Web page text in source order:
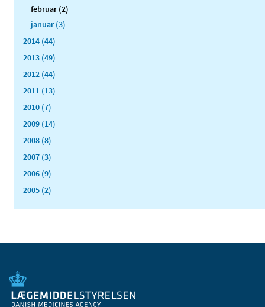
februar (2)
januar (3)
2014 (44)
2013 (49)
2012 (44)
2011 (13)
2010 (7)
2009 (14)
2008 (8)
2007 (3)
2006 (9)
2005 (2)